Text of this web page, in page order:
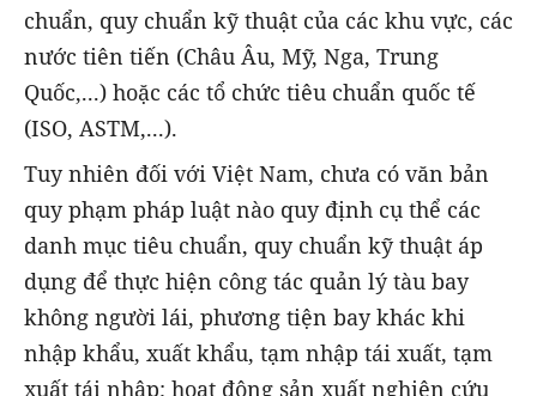
chuẩn, quy chuẩn kỹ thuật của các khu vực, các
nước tiên tiến (Châu Âu, Mỹ, Nga, Trung
Quốc,...) hoặc các tổ chức tiêu chuẩn quốc tế
(ISO, ASTM,...).
Tuy nhiên đối với Việt Nam, chưa có văn bản
quy phạm pháp luật nào quy định cụ thể các
danh mục tiêu chuẩn, quy chuẩn kỹ thuật áp
dụng để thực hiện công tác quản lý tàu bay
không người lái, phương tiện bay khác khi
nhập khẩu, xuất khẩu, tạm nhập tái xuất, tạm
xuất tái nhập; hoạt động sản xuất nghiên cứu